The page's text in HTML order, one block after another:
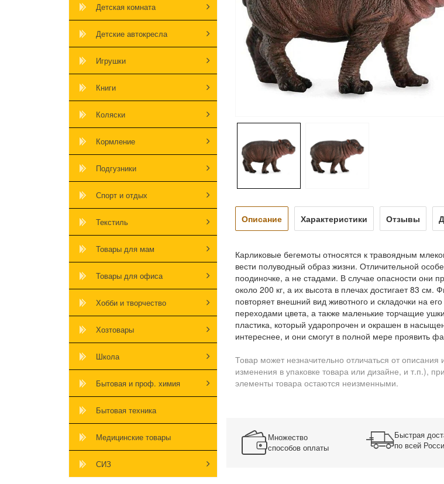
Детская комната
Детские автокресла
Игрушки
Книги
Коляски
Кормление
Подгузники
Спорт и отдых
Текстиль
Товары для мам
Товары для офиса
Хобби и творчество
Хозтовары
Школа
Бытовая и проф. химия
Бытовая техника
Медицинские товары
СИЗ
Описание Характеристики Отзывы
Карликовые бегемоты относятся к травоядным
вести полуводный образ жизни. Отличительной
поодиночке, а не стадами. В случае опасности они
около 200 кг, а их высота в плечах достигает 83
повторяет внешний вид животного и складочки на
переходами цвета, а также маленькие торчащие
пластика, который ударопрочен и окрашен в
интереснее, и они смогут в полной мере проявить
Товар может незначительно отличаться от
изменения в упаковке товара или дизайне, и т.п.),
элементы товара остаются неизменными.
Множество
способов оплаты
Быстрая
по всей